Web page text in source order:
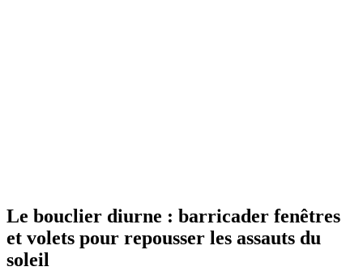
Le bouclier diurne : barricader fenêtres
et volets pour repousser les assauts du
soleil